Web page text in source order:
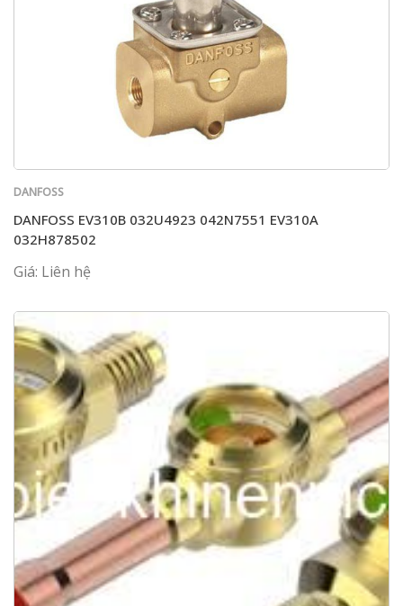
DANFOSS
DANFOSS EV310B 032U4923 042N7551 EV310A
032H878502
Giá: Liên hệ